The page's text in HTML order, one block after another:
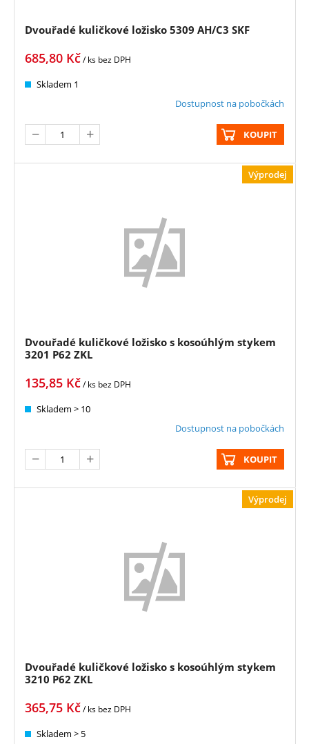
Dvouřadé kuličkové ložisko 5309 AH/C3 SKF
685,80 Kč/ ks bez DPH
Skladem 1
Dostupnost na pobočkách
KOUPIT
Výprodej
Dvouřadé kuličkové ložisko s kosoúhlým stykem
3201 P62 ZKL
135,85 Kč/ ks bez DPH
Skladem > 10
Dostupnost na pobočkách
KOUPIT
Výprodej
Dvouřadé kuličkové ložisko s kosoúhlým stykem
3210 P62 ZKL
365,75 Kč/ ks bez DPH
Skladem > 5